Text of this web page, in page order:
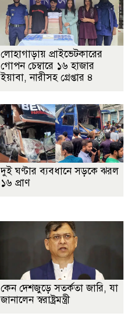
লোহাগাড়ায় প্রাইভেটকারের
গোপন চেম্বারে ১৬ হাজার
ইয়াবা, নারীসহ গ্রেপ্তার ৪
দুই ঘণ্টার ব্যবধানে সড়কে ঝরল
১৬ প্রাণ
কেন দেশজুড়ে সতর্কতা জারি, যা
জানালেন স্বরাষ্ট্রমন্ত্রী